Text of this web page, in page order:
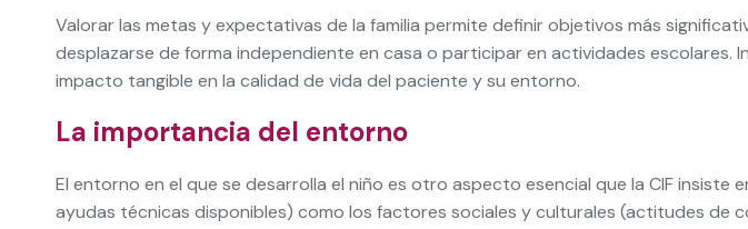
Valorar las metas y expectativas de la familia permite definir objetivos más
desplazarse de forma independiente en casa o participar en actividades
impacto tangible en la calidad de vida del paciente y su entorno.
La importancia del entorno
El entorno en el que se desarrolla el niño es otro aspecto esencial que la CIF
ayudas técnicas disponibles) como los factores sociales y culturales (actitudes de